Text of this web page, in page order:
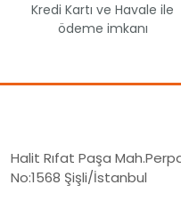
Kredi Kartı ve Havale ile
ödeme imkanı
Halit Rıfat Paşa
No:1568 Şişli/İstanbul